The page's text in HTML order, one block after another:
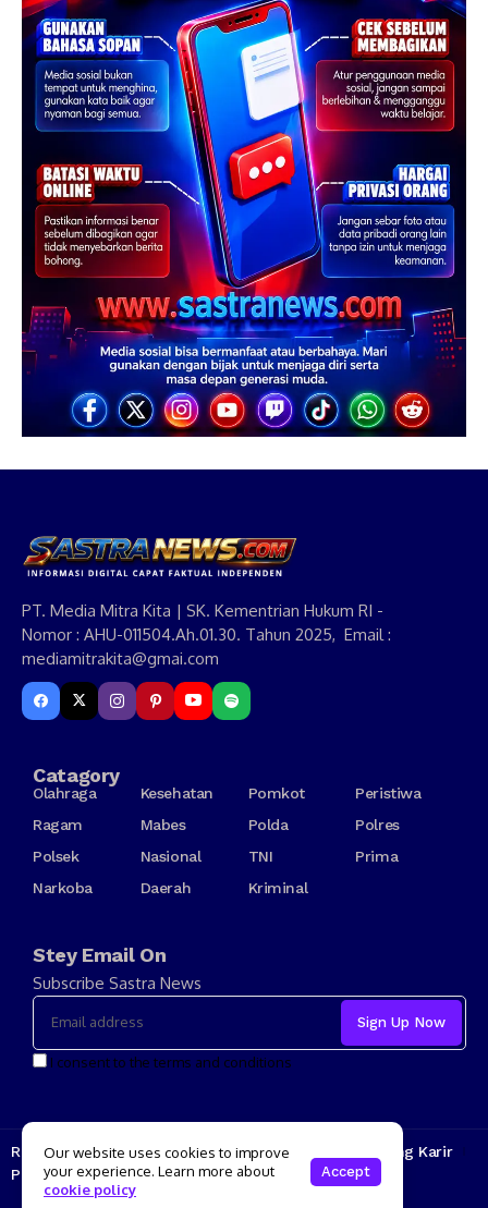
PT. Media Mitra Kita | SK. Kementrian Hukum RI -
Nomor : AHU-011504.Ah.01.30. Tahun 2025, Email :
mediamitrakita@gmai.com
Catagory
Olahraga Kesehatan Pomkot
Peristiwa
Ragam
Mabes Polda
Polres
Polsek
Nasional TNI
Prima
Narkoba
Daerah Kriminal
Stey Email On
Subscribe Sastra News
I consent to the terms and conditions
Redaksi Kode Etik Tarif Iklan Tentang Kami
Jenjang Karir
Pedoman Media Siber
Our website uses cookies to improve
your experience. Learn more about
cookie policy
Accept